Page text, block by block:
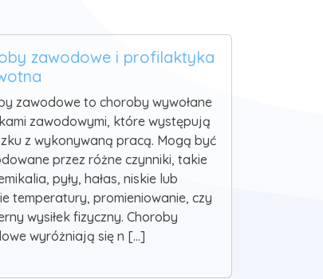
zawodowe i profilaktyka
zawodowe to choroby wywołane
zawodowymi, które występują
z wykonywaną pracą. Mogą być
przez różne czynniki, takie
pyły, hałas, niskie lub
temperatury, promieniowanie, czy
wysiłek fizyczny. Choroby
wyróżniają się n [...]